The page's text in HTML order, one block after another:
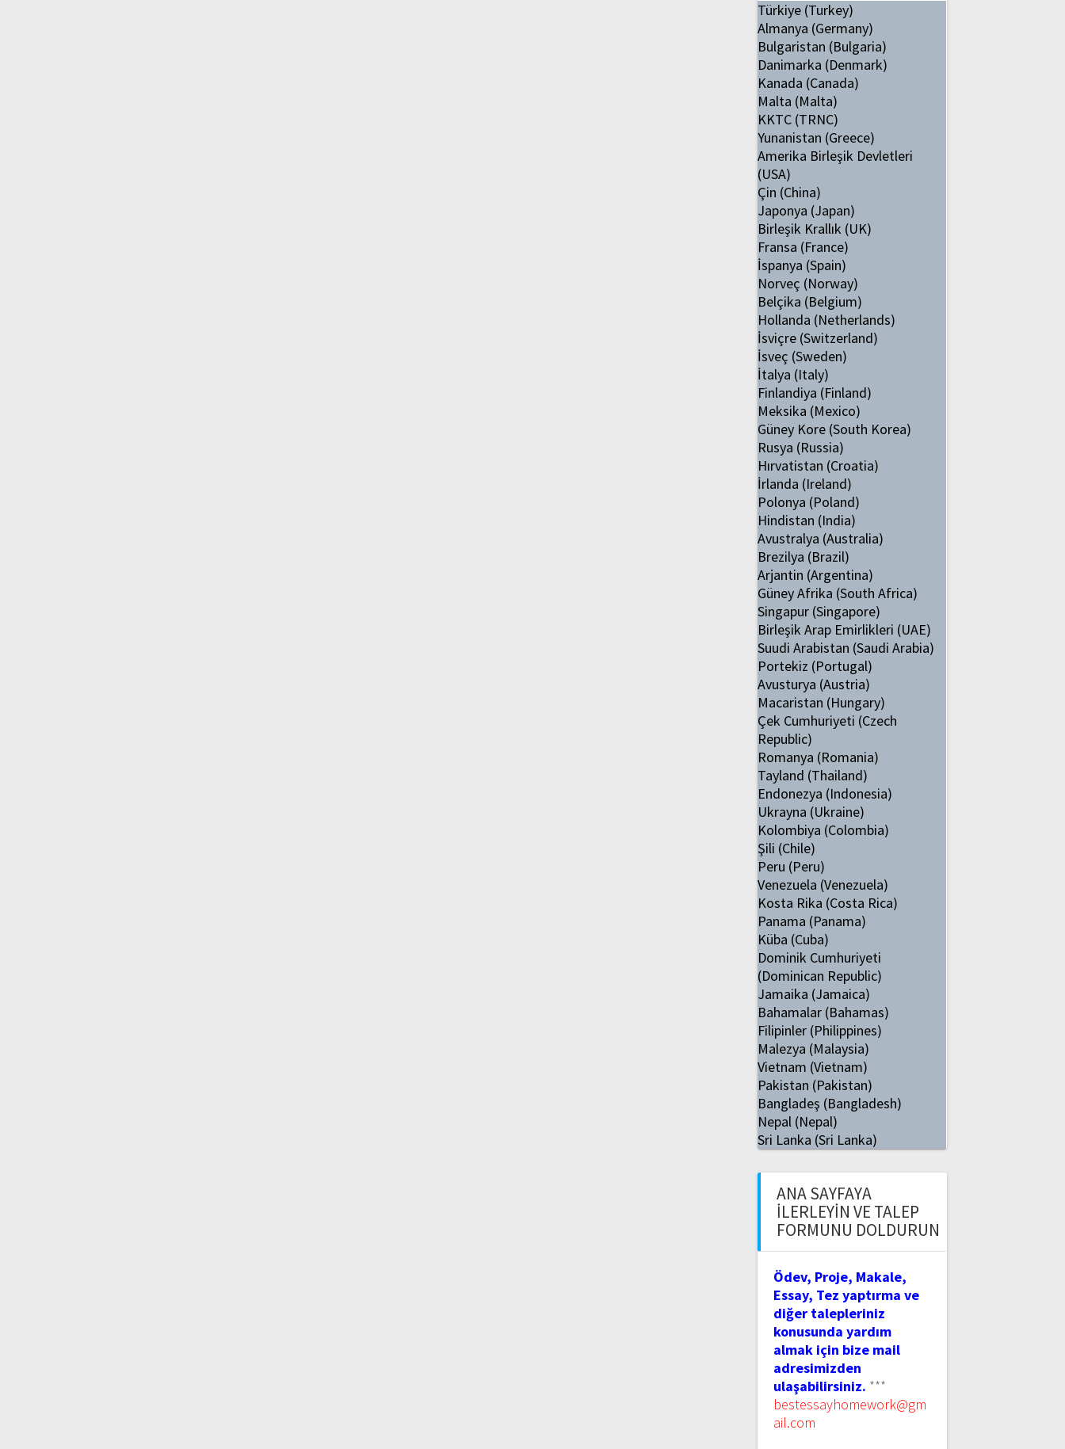
Türkiye (Turkey)
Almanya (Germany)
Bulgaristan (Bulgaria)
Danimarka (Denmark)
Kanada (Canada)
Malta (Malta)
KKTC (TRNC)
Yunanistan (Greece)
Amerika Birleşik Devletleri
(USA)
Çin (China)
Japonya (Japan)
Birleşik Krallık (UK)
Fransa (France)
İspanya (Spain)
Norveç (Norway)
Belçika (Belgium)
Hollanda (Netherlands)
İsviçre (Switzerland)
İsveç (Sweden)
İtalya (Italy)
Finlandiya (Finland)
Meksika (Mexico)
Güney Kore (South Korea)
Rusya (Russia)
Hırvatistan (Croatia)
İrlanda (Ireland)
Polonya (Poland)
Hindistan (India)
Avustralya (Australia)
Brezilya (Brazil)
Arjantin (Argentina)
Güney Afrika (South Africa)
Singapur (Singapore)
Birleşik Arap Emirlikleri (UAE)
Suudi Arabistan (Saudi Arabia)
Portekiz (Portugal)
Avusturya (Austria)
Macaristan (Hungary)
Çek Cumhuriyeti (Czech
Republic)
Romanya (Romania)
Tayland (Thailand)
Endonezya (Indonesia)
Ukrayna (Ukraine)
Kolombiya (Colombia)
Şili (Chile)
Peru (Peru)
Venezuela (Venezuela)
Kosta Rika (Costa Rica)
Panama (Panama)
Küba (Cuba)
Dominik Cumhuriyeti
(Dominican Republic)
Jamaika (Jamaica)
Bahamalar (Bahamas)
Filipinler (Philippines)
Malezya (Malaysia)
Vietnam (Vietnam)
Pakistan (Pakistan)
Bangladeş (Bangladesh)
Nepal (Nepal)
Sri Lanka (Sri Lanka)
ANA SAYFAYA
İLERLEYIN VE TALEP
FORMUNU DOLDURUN
Ödev, Proje, Makale,
Essay, Tez yaptırma ve
diğer talepleriniz
konusunda yardım
almak için bize mail
adresimizden
ulaşabilirsiniz. ***
bestessayhomework@gm
ail.com